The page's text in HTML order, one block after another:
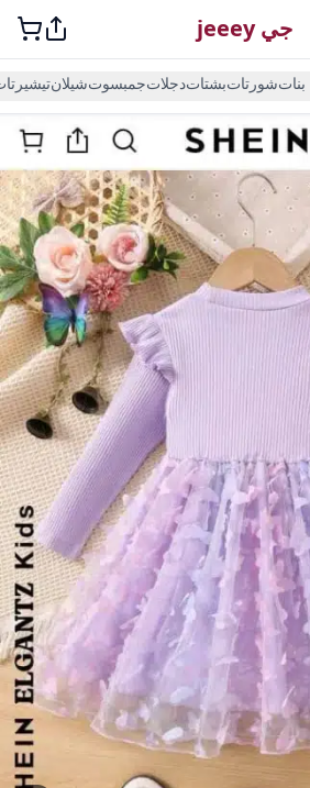
جي jeeey
شورتاتبشتاتدجلاتجمبسوتشيلان